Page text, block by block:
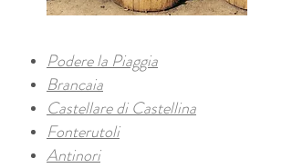
Podere la Piaggia
Brancaia
Castellare di Castellina
Fonterutoli
Antinori